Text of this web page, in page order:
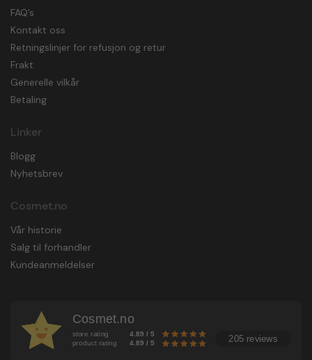
FAQ’s
Kontakt oss
Retningslinjer for refusjon og retur
Frakt
Generelle vilkår
Betaling
Linker
Blogg
Nyhetsbrev
Cosmet.no
Vår historie
Salg til forhandler
Kundeanmeldelser
Cosmet.no
store rating 4.89 / 5
product rating 4.89 / 5 205 reviews